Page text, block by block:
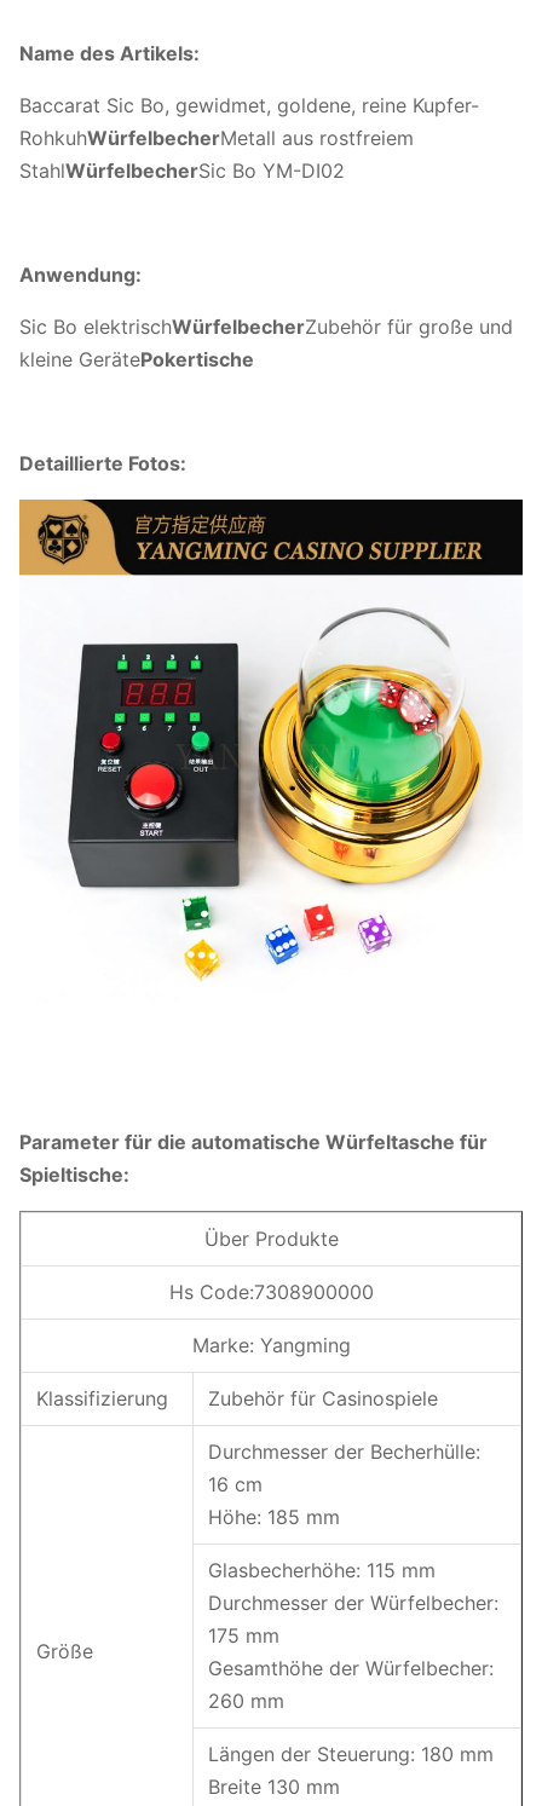
Name des Artikels:
Baccarat Sic Bo, gewidmet, goldene, reine Kupfer-
RohkuhWürfelbecherMetall aus rostfreiem
StahlWürfelbecherSic Bo YM-DI02
Anwendung:
Sic Bo elektrischWürfelbecherZubehör für große und
kleine GerätePokertische
Detaillierte Fotos:
Parameter für die automatische Würfeltasche für
Spieltische:
Über Produkte
Hs Code:7308900000
Marke: Yangming
Klassifizierung Zubehör für Casinospiele
Größe
Durchmesser der Becherhülle:
16 cm
Höhe: 185 mm
Glasbecherhöhe: 115 mm
Durchmesser der Würfelbecher:
175 mm
Gesamthöhe der Würfelbecher:
260 mm
Längen der Steuerung: 180 mm
Breite 130 mm